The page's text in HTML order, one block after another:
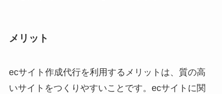
メリット
ecサイト作成代行を利用するメリットは、質の高
いサイトをつくりやすいことです。ecサイトに関